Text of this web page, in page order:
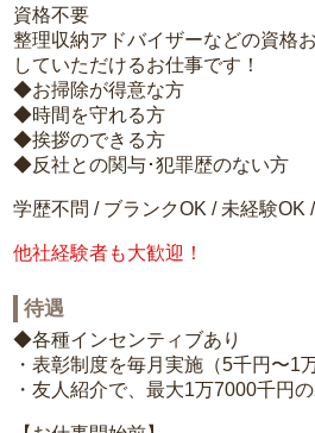
資格不要
整理収納アドバイザーなどの資格
していただけるお仕事です！
◆お掃除が得意な方
◆時間を守れる方
◆挨拶のできる方
◆反社との関与･犯罪歴のない方
学歴不問 / ブランクOK / 未経験OK
他社経験者も大歓迎！
待遇
◆各種インセンティブあり
・表彰制度を毎月実施（5千円〜1
・友人紹介で、最大1万7000千円